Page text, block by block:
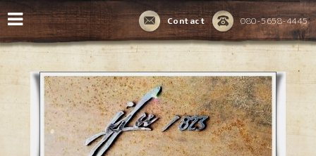
080-5658-4445
Contact